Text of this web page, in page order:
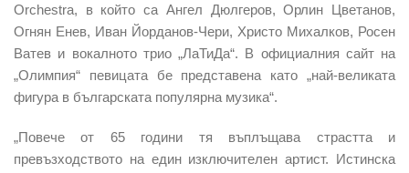
Orchestra, в който са Ангел Дюлгеров, Орлин Цветанов,
Огнян Енев, Иван Йорданов-Чери, Христо Михалков, Росен
Ватев и вокалното трио „ЛаТиДа“. В официалния сайт на
„Олимпия“ певицата бе представена като „най-великата
фигура в българската популярна музика“.
„Повече от 65 години тя въплъщава страстта и
превъзходството на един изключителен артист. Истинска